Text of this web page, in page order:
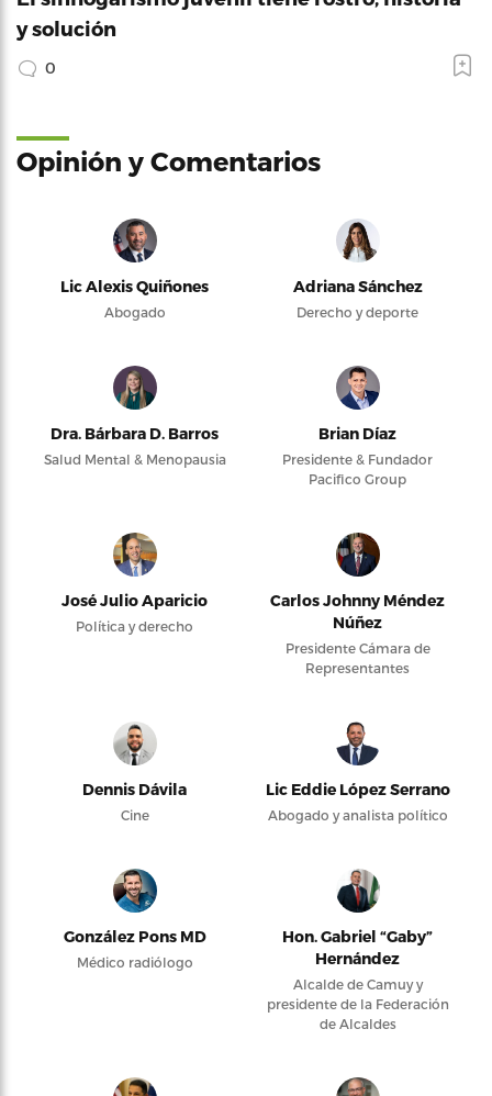
y solución
0
Opinión y Comentarios
Lic Alexis Quiñones
Abogado
Adriana Sánchez
Derecho y deporte
Dra. Bárbara D. Barros
Salud Mental & Menopausia
Brian Díaz
Presidente & Fundador
Pacifico Group
José Julio Aparicio
Política y derecho
Carlos Johnny Méndez
Núñez
Presidente Cámara de
Representantes
Dennis Dávila
Cine
Lic Eddie López Serrano
Abogado y analista político
González Pons MD
Médico radiólogo
Hon. Gabriel “Gaby”
Hernández
Alcalde de Camuy y
presidente de la Federación
de Alcaldes